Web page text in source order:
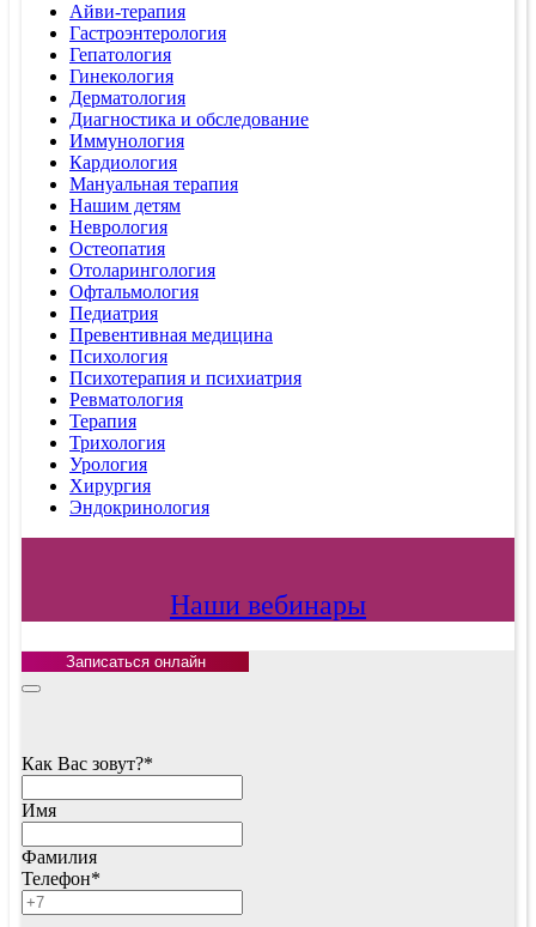
Айви-терапия
Гастроэнтерология
Гепатология
Гинекология
Дерматология
Диагностика и обследование
Иммунология
Кардиология
Мануальная терапия
Нашим детям
Неврология
Остеопатия
Отоларингология
Офтальмология
Педиатрия
Превентивная медицина
Психология
Психотерапия и психиатрия
Ревматология
Терапия
Трихология
Урология
Хирургия
Эндокринология
Наши вебинары
Записаться онлайн
Contact
Как Вас зовут?*
Имя
Фамилия
Телефон*